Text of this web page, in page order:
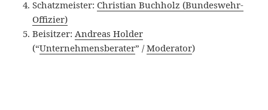
Schatzmeister: Christian Buchholz (Bundeswehr-
Offizier)
Beisitzer: Andreas Holder
(“Unternehmensberater” /Moderator)